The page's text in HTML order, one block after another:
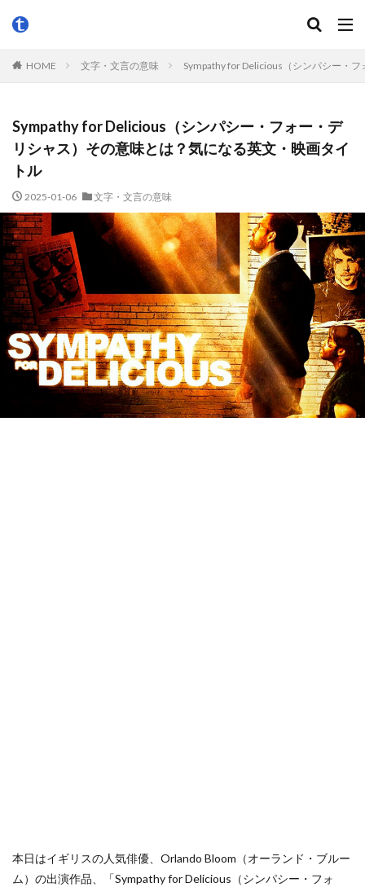
HOME 文字・文言の意味 Sympathy for Delicious（シンパシー・
Sympathy for Delicious（シンパシー・フォー・デ
リシャス）その意味とは？気になる英文・映画タイ
トル
2025-01-06 文字・文言の意味
本日はイギリスの人気俳優、Orlando Bloom（オーランド・ブルー
ム）の出演作品、「Sympathy for Delicious（シンパシー・フォ